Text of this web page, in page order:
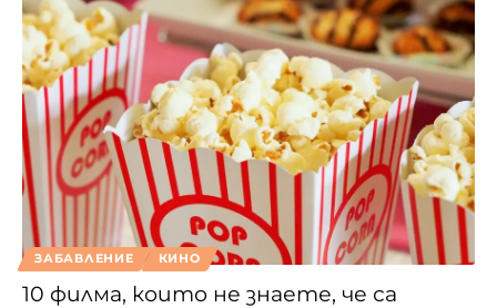
ЗАБАВЛЕНИЕ КИНО
10 филма, които не знаете, че са